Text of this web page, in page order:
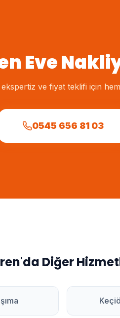
Eve
ve fiyat teklifi için
0545 656 81 03
'da Diğer